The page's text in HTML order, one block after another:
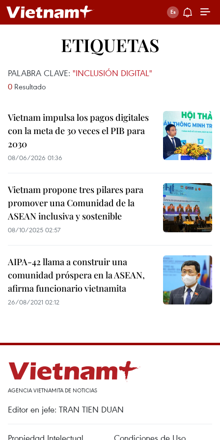
ETIQUETAS
PALABRA CLAVE: "INCLUSIÓN DIGITAL"
0 Resultado
Vietnam impulsa los pagos digitales
con la meta de 30 veces el PIB para
2030
08/06/2026 01:36
Vietnam propone tres pilares para
promover una Comunidad de la
ASEAN inclusiva y sostenible
08/10/2025 02:57
AIPA-42 llama a construir una
comunidad próspera en la ASEAN,
afirma funcionario vietnamita
26/08/2021 02:12
AGENCIA VIETNAMITA DE NOTICIAS
Editor en jefe: TRAN TIEN DUAN